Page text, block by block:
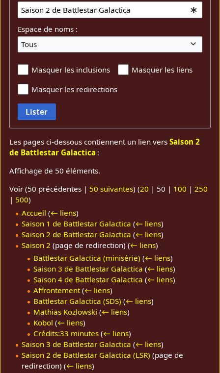
Espace de noms :
Tous
Masquer les inclusions
Masquer les liens
Masquer les redirections
Lister
Les pages ci-dessous contiennent un lien versSaison 2
de Battlestar Galactica :
Affichage de 50 éléments.
Voir (50 précédentes | 50 suivantes) (20 | 50 | 100 |250
| 500)
Accueil (← liens)
Saison 1 de Battlestar Galactica (← liens)
Saison 2 de Battlestar Galactica (← liens)
Saison 2 (page de redirection) (← liens)
Battlestar Galactica (minisérie) (← liens)
Saison 3 de Battlestar Galactica (← liens)
Saison 4 de Battlestar Galactica (← liens)
Affrontement (← liens)
Battlestar Galactica (SDS) (← liens)
Mathias Kozlowski (← liens)
Kobol (← liens)
Crédits:33 minutes (← liens)
Saison 3 de Battlestar Galactica (← liens)
Saison 2 de Battlestar Galactica (LSR) (page de
redirection) (← liens)